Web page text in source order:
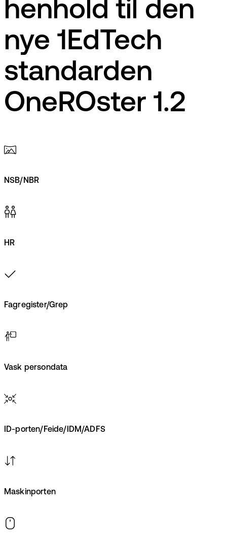
henhold til den
nye 1EdTech
standarden
OneROster 1.2
NSB/NBR
HR
Fagregister/Grep
Vask persondata
ID-porten/Feide/IDM/ADFS
Maskinporten